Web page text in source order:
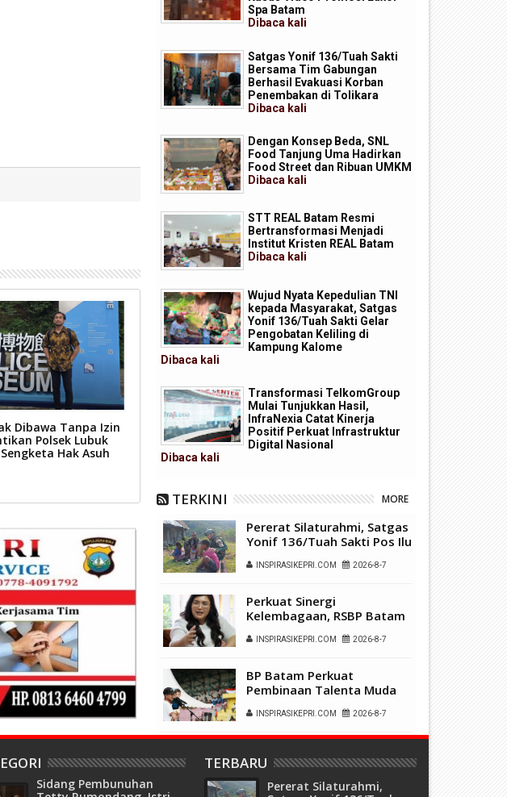
Dibawa Tanpa Izin
Polsek Lubuk
Hak Asuh
Sekolah Terintegrasi Merah Putih,
Tumbuhkan Mimpi di Tanah
Rempang-Galang
Rencana Pembangunan
Rakyat Merah Putih, Kepala
Spa Batam
Dibaca kali
Satgas Yonif 136/Tuah Sakti
Bersama Tim Gabungan
Berhasil Evakuasi Korban
Penembakan di Tolikara
Dibaca kali
Dengan Konsep Beda, SNL
Food Tanjung Uma Hadirkan
Food Street dan Ribuan UMKM
Dibaca kali
STT REAL Batam Resmi
Bertransformasi Menjadi
Institut Kristen REAL Batam
Dibaca kali
Wujud Nyata Kepedulian TNI
kepada Masyarakat, Satgas
Yonif 136/Tuah Sakti Gelar
Pengobatan Keliling di
Kampung Kalome
Dibaca kali
Transformasi TelkomGroup
Mulai Tunjukkan Hasil,
InfraNexia Catat Kinerja
Positif Perkuat Infrastruktur
Digital Nasional
Dibaca kali
TERKINI MORE
Pererat Silaturahmi, Satgas
Yonif 136/Tuah Sakti Pos Ilu
Kampung Alukme
INSPIRASIKEPRI.COM 2026-8-7
Perkuat Sinergi
Kelembagaan, RSBP Batam
Pelayanan dan
INSPIRASIKEPRI.COM 2026-8-7
BP Batam Perkuat
Pembinaan Talenta Muda
International Grassroot
Football Festival 2026
INSPIRASIKEPRI.COM 2026-8-7
Tanpa Izin Resmi Dihentikan
Polsek Lubuk Baja, Murni
Sengketa Hak Asuh
INSPIRASIKEPRI.COM 2026-8-6
Sidang Pembunuhan
TERBARU
Pererat Silaturahmi,